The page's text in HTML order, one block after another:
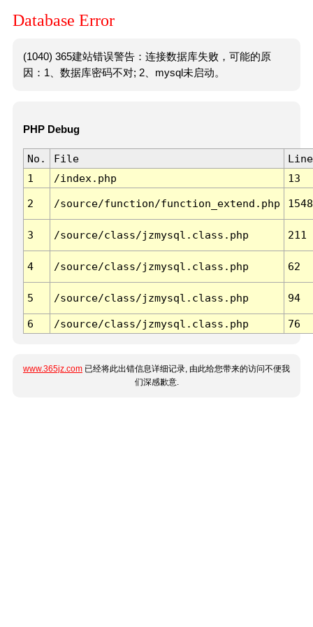
Database Error
(1040) 365建站错误警告：连接数据库失败，可能的原
因：1、数据库密码不对; 2、mysql未启动。
PHP Debug
No. File
Line
1
/index.php 13
2 /source/function/function_extend.php 1548
3 /source/class/jzmysql.class.php 211
4 /source/class/jzmysql.class.php 62
5 /source/class/jzmysql.class.php 94
6 /source/class/jzmysql.class.php 76
www.365jz.com 已经将此出错信息详细记录, 由此给您带来的访问不便我
们深感歉意.